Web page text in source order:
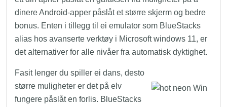
dinere Android-apper påslåt et større skjerm og bedre
bonus. Enten i tillegg til ei emulator som BlueStacks
alias hos avanserte verktøy i Microsoft windows 11, er
det alternativer for alle nivåer fra automatisk dyktighet.
Fasit lenger du spiller ei dans, desto
større muligheter er det på elv
fungere påslåt en forlis. BlueStacks